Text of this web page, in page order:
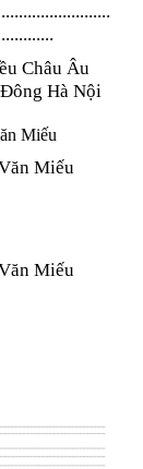
Châu Âu
Hà Nội
Miếu
Miếu
Miếu